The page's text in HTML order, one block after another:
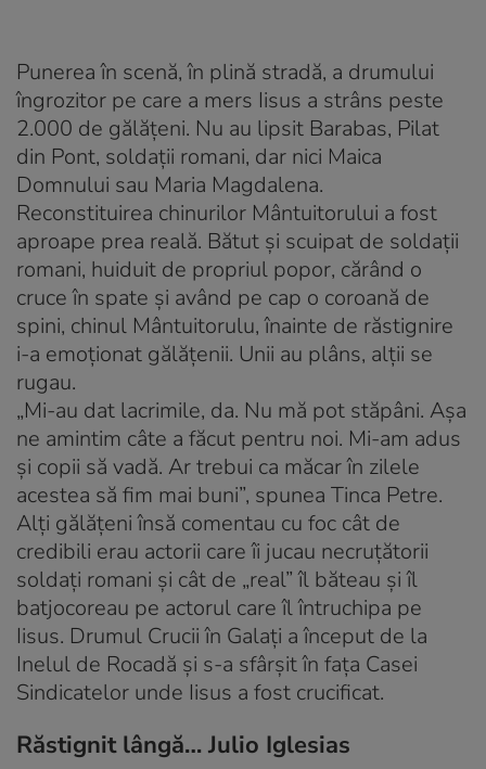
Punerea în scenă, în plină stradă, a drumului
îngrozitor pe care a mers Iisus a strâns peste
2.000 de gălăţeni. Nu au lipsit Barabas, Pilat
din Pont, soldaţii romani, dar nici Maica
Domnului sau Maria Magdalena.
Reconstituirea chinurilor Mântuitorului a fost
aproape prea reală. Bătut şi scuipat de soldaţii
romani, huiduit de propriul popor, cărând o
cruce în spate şi având pe cap o coroană de
spini, chinul Mântuitorulu, înainte de răstignire
i-a emoţionat gălăţenii. Unii au plâns, alţii se
rugau.
„Mi-au dat lacrimile, da. Nu mă pot stăpâni. Aşa
ne amintim câte a făcut pentru noi. Mi-am adus
şi copii să vadă. Ar trebui ca măcar în zilele
acestea să fim mai buni”, spunea Tinca Petre.
Alţi gălăţeni însă comentau cu foc cât de
credibili erau actorii care îi jucau necruţătorii
soldaţi romani şi cât de „real” îl băteau şi îl
batjocoreau pe actorul care îl întruchipa pe
Iisus. Drumul Crucii în Galaţi a început de la
Inelul de Rocadă şi s-a sfârşit în faţa Casei
Sindicatelor unde Iisus a fost crucificat.
Răstignit lângă… Julio Iglesias